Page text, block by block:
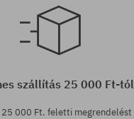
szállítás 25 000 Ft-tól
25 000 Ft. feletti megrendelést